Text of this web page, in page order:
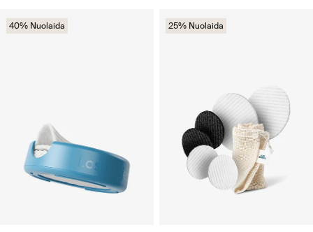
40% Nuolaida 25% Nuolaida